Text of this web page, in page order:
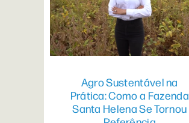
Agro Sustentável na
Prática: Como a Fazenda
Santa Helena Se Tornou